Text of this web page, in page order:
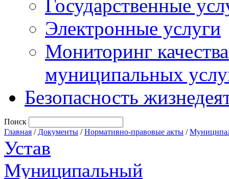
Государственные
Электронные услуги
Мониторинг
муниципальных
Безопасность
Поиск
Главная / Документы /Нормативно-правовые акты /
Устав
Муниципальный